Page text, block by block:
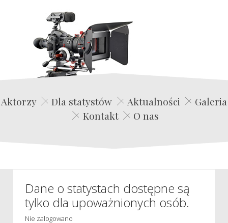
Edwin Film Agencja Aktorska
Aktorzy Dla statystów Aktualności
Galeria
Kontakt
O nas
Dane o statystach dostępne są
tylko dla upoważnionych osób.
Nie zalogowano